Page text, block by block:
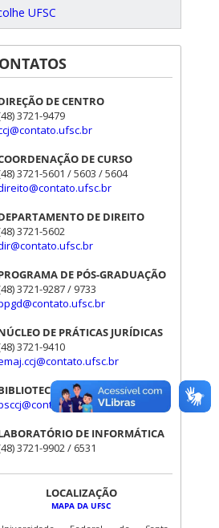
UFSC
DE CENTRO
3721-9479
DE CURSO
3721-5601 / 5603 / 5604
DE DIREITO
3721-5602
DE PÓS-GRADUAÇÃO
3721-9287 / 9733
DE PRÁTICAS JURÍDICAS
3721-9410
SETORIAL
DE INFORMÁTICA
3721-9902 / 6531
LOCALIZAÇÃO
MAPA DA UFSC